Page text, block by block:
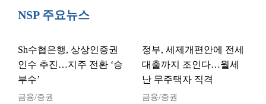
NSP 주요뉴스
Sh수협은행, 상상인증권
인수 추진…지주 전환 ‘승
부수’
금융/증권
정부, 세제개편안에 전세
대출까지 조인다…월세
난 무주택자 직격
금융/증권